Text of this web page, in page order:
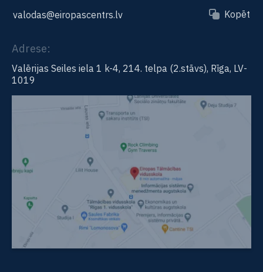
valodas@eiropascentrs.lv
Kopēt
Adrese:
Valērijas Seiles iela 1 k-4, 214. telpa (2.stāvs), Rīga, LV-
1019